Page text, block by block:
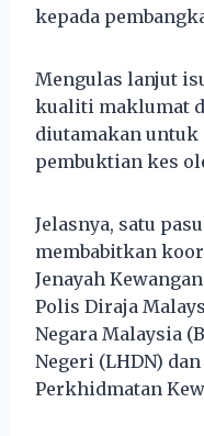
kepada
Mengulas lanjut
kualiti maklumat
diutamakan untuk
pembuktian kes
Jelasnya, satu
membabitkan
Jenayah
Polis Diraja
Negara Malaysia
Negeri (LHDN)
Perkhidmatan